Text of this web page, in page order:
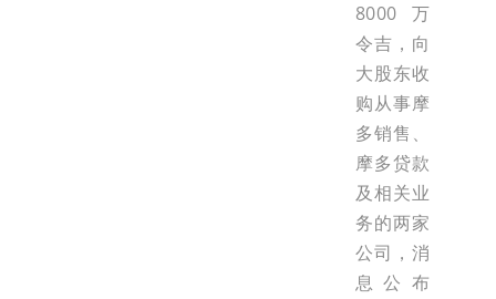
8000万
令吉，向
大股东收
购从事摩
多销售、
摩多贷款
及相关业
务的两家
公司，消
息公布